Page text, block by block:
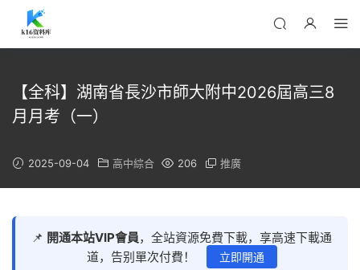
【全科】湖南省長沙市師大附中2026屆高三8
月月考（一）
2025-09-04 高中綜合 206 推廣
📌 開通本站VIP會員，全站資源免費下載，享高速下載通
道，告别單次付費！
立即開通